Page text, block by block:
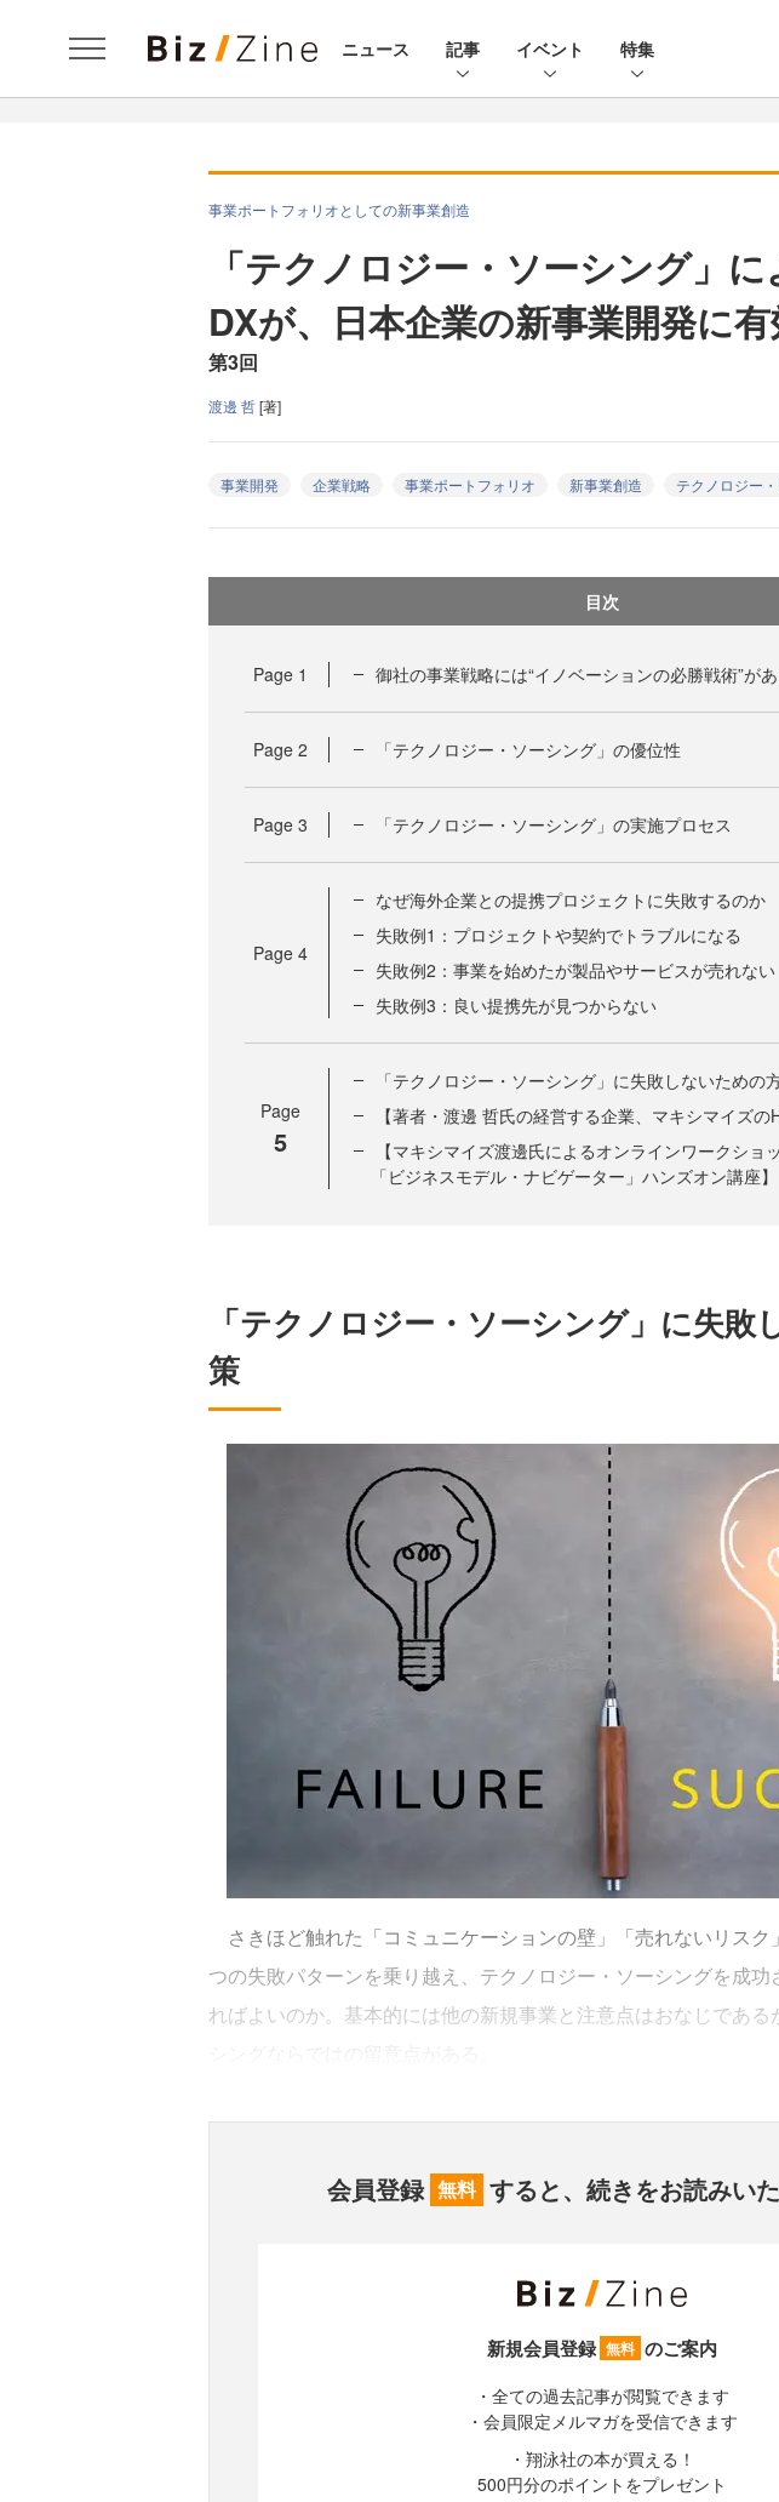
ニュース 記事 イベント 特集
事業ポートフォリオとしての新事業創造
「テクノロジー・ソーシング」
DXが、日本企業の新事業開発に
第3回
渡邊 哲[著]
事業開発 企業戦略 事業ポートフォリオ 新事業創造 テクノロジー
目次
Page 1 御社の事業戦略には“イノベーションの必勝戦術”が
Page 2 「テクノロジー・ソーシング」の優位性
Page 3 「テクノロジー・ソーシング」の実施プロセス
Page 4
なぜ海外企業との提携プロジェクトに失敗するのか
失敗例1：プロジェクトや契約でトラブルになる
失敗例2：事業を始めたが製品やサービスが売れない
失敗例3：良い提携先が見つからない
Page
5
「テクノロジー・ソーシング」に失敗しないための
【著者・渡邊 哲氏の経営する企業、マキシマイズの
【マキシマイズ渡邊氏によるオンラインワークショ
「ビジネスモデル・ナビゲーター」ハンズオン講座】
「テクノロジー・ソーシング」に失敗
策
さきほど触れた「コミュニケーションの壁」「売れないリスク
つの失敗パターンを乗り越え、テクノロジー・ソーシングを成
ればよいのか。基本的には他の新規事業と注意点はおなじであ
会員登録 無料 すると、続きをお読みい
新規会員登録 無料 のご案内
・全ての過去記事が閲覧できます
・会員限定メルマガを受信できます
・翔泳社の本が買える！
500円分のポイントをプレゼント